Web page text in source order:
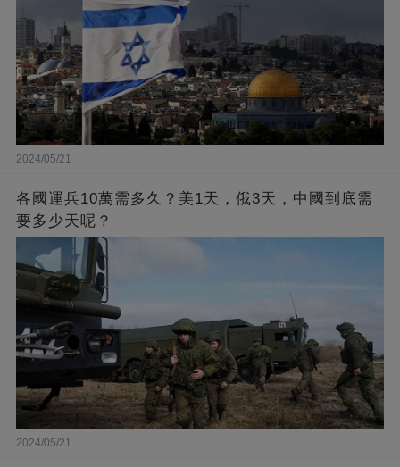
2024/05/21
各國運兵10萬需多久？美1天，俄3天，中國到底需
要多少天呢？
2024/05/21